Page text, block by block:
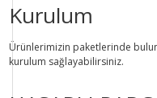
Kurulum
Ürünlerimizin paketlerinde
kurulum sağlayabilirsiniz.